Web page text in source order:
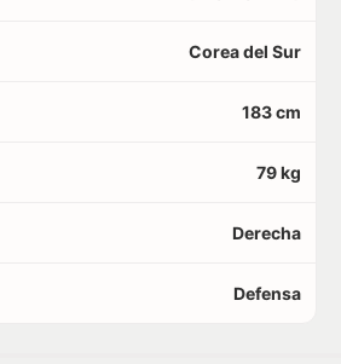
Corea del Sur
183 cm
79 kg
Derecha
Defensa